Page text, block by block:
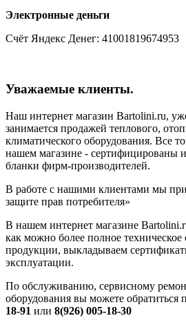
Электронные деньги
Счёт Яндекс Денег: 41001819674953
Уважаемые клиенты.
Наш интернет магазин Bartolini.ru,
занимается продажей теплового,
климатического оборудования. Все
нашем магазине - сертифицированы
бланки фирм-производителей.
В работе с нашими клиентами мы
защите прав потребителя»
В нашем интернет магазине
как можно более полное техническое
продукции, выкладываем
эксплуатации.
По обслуживанию, сервисному
оборудования вы можете обратиться
18-91 или 8(926) 005-18-30